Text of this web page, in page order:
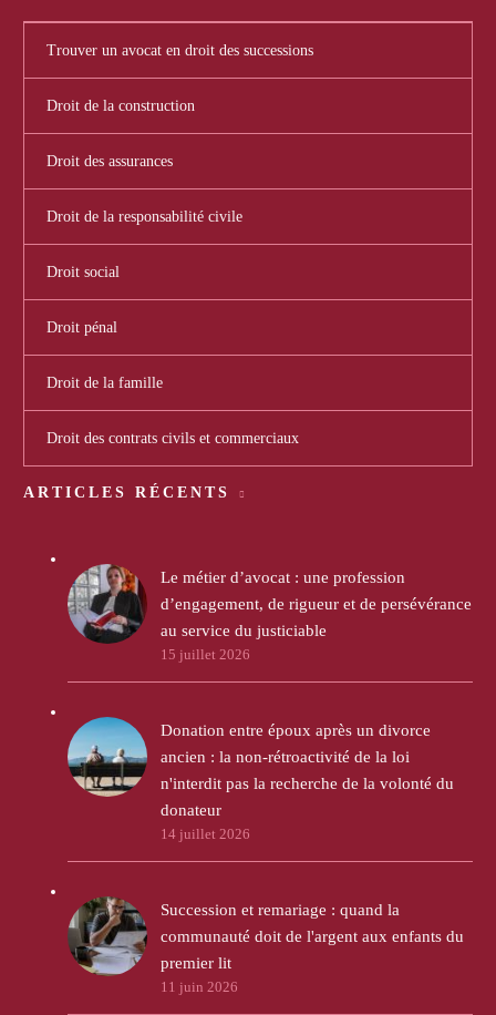
Trouver un avocat en droit des successions
Droit de la construction
Droit des assurances
Droit de la responsabilité civile
Droit social
Droit pénal
Droit de la famille
Droit des contrats civils et commerciaux
ARTICLES RÉCENTS
Le métier d’avocat : une profession
d’engagement, de rigueur et de persévérance
au service du justiciable
15 juillet 2026
Donation entre époux après un divorce
ancien : la non-rétroactivité de la loi
n'interdit pas la recherche de la volonté du
donateur
14 juillet 2026
Succession et remariage : quand la
communauté doit de l'argent aux enfants du
premier lit
11 juin 2026